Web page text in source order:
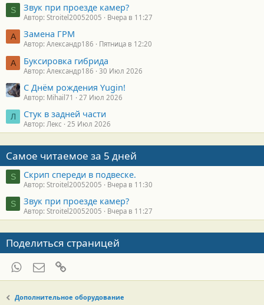
S Звук при проезде камер?
Автор: Stroitel20052005 Вчера в 11:27
А Замена ГРМ
Автор: Александр186 Пятница в 12:20
А Буксировка гибрида
Автор: Александр186 30 Июл 2026
С Днём рождения Yugin!
Автор: Mihail71 27 Июл 2026
Л Стук в задней части
Автор: Лекс 25 Июл 2026
Самое читаемое за 5 дней
S Скрип спереди в подвеске.
Автор: Stroitel20052005 Вчера в 11:30
S Звук при проезде камер?
Автор: Stroitel20052005 Вчера в 11:27
Поделиться страницей
WhatsAppЭлектронная почта
Дополнительное оборудование